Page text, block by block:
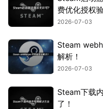
费优化授权
2026-07-03
Steam
解析！
2026-07-03
Steam下载
了！